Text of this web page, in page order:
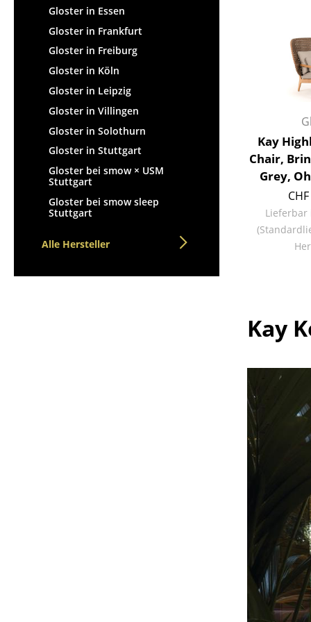
Gloster in Essen
Gloster in Frankfurt
Gloster in Freiburg
Gloster in Köln
Gloster in Leipzig
Gloster in Villingen
Gloster in Solothurn
Gloster in Stuttgart
Gloster bei smow × USM
Stuttgart
Gloster bei smow sleep
Stuttgart
Alle Hersteller
Kay
Chair,
Grey,
Lieferbar
Kay